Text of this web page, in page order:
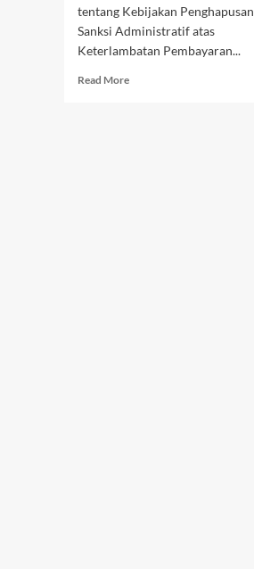
tentang Kebijakan Penghapusan
Sanksi Administratif atas
Keterlambatan Pembayaran...
Read MoreRead